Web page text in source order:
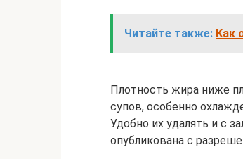
Читайте также: Как
Плотность жира ниже
супов, особенно
Удобно их удалять и с
опубликована с